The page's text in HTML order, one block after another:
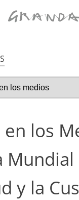
los
Mundial
y la